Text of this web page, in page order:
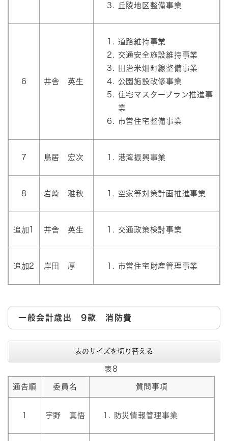
丘陵地区整備事業
6 井舎 英生
道路維持事業
交通安全施設維持事業
田治米畑町線整備事業
公園施設改修事業
住宅マスタープラン推進事
業
市営住宅整備事業
7 鳥居 宏次 港湾振興事業
8 岩崎 雅秋 空家等対策計画推進事業
追加1 井舎 英生 交通政策検討事業
追加2 岸田 厚 市営住宅財産管理事業
一般会計歳出 9款 消防費
表のサイズを切り替える
表8
通告順 委員名 質問事項
1 宇野 真悟 防災情報管理事業